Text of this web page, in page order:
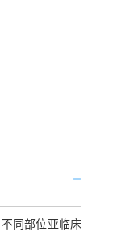
同部位亚临床